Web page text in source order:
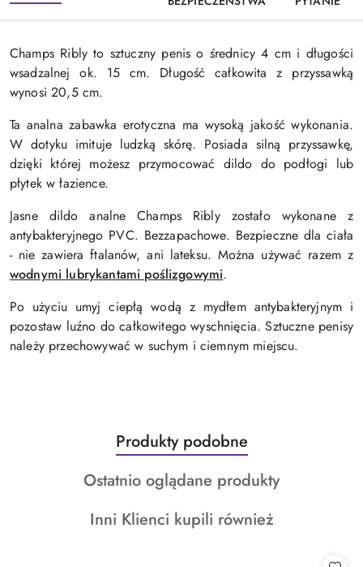
Champs Ribly to sztuczny penis o średnicy 4 cm i długości
wsadzalnej ok. 15 cm. Długość całkowita z przyssawką
wynosi 20,5 cm.
Ta analna zabawka erotyczna ma wysoką jakość wykonania.
W dotyku imituje ludzką skórę. Posiada silną przyssawkę,
dzięki której możesz przymocować dildo do podłogi lub
płytek w łazience.
Jasne dildo analne Champs Ribly zostało wykonane z
antybakteryjnego PVC. Bezzapachowe. Bezpieczne dla ciała
- nie zawiera ftalanów, ani lateksu. Można używać razem z
wodnymi lubrykantami poślizgowymi.
Po użyciu umyj ciepłą wodą z mydłem antybakteryjnym i
pozostaw luźno do całkowitego wyschnięcia. Sztuczne penisy
należy przechowywać w suchym i ciemnym miejscu.
Pomiń karuzelę produktów
Produkty
o
statusie:
Produkty podobne
Produkty
statusie:
Ostatnio oglądane produkty
Produkty
Inni Klienci kupili również